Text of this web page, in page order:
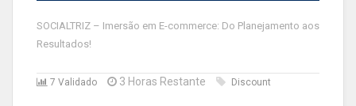
SOCIALTRIZ – Imersão em E-commerce: Do Planejamento aos
Resultados!
7 Validado 3 Horas Restante Discount